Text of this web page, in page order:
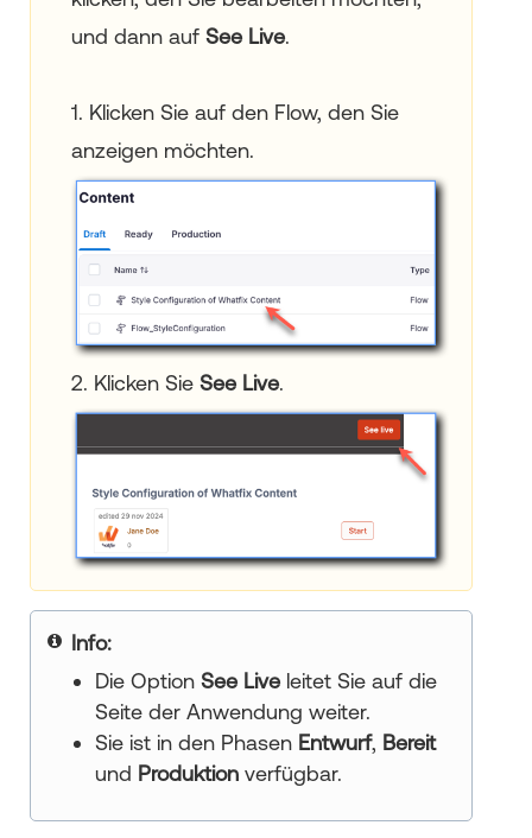
und dann auf See Live.
1. Klicken Sie auf den Flow, den Sie
anzeigen möchten.
2. Klicken Sie See Live.
Your title goes here
Die Option See Liveleitet Sie auf die
Seite der Anwendung weiter.
Sie ist in den Phasen Entwurf, Bereit
und Produktionverfügbar.